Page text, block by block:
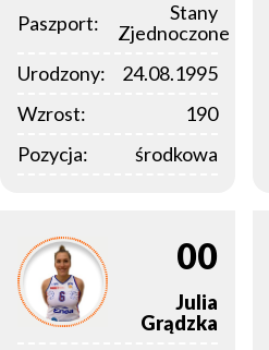
Paszport:
Stany
Zjednoczone
Urodzony:
24.08.1995
Wzrost:
190
Pozycja:
środkowa
00
Julia
Grądzka